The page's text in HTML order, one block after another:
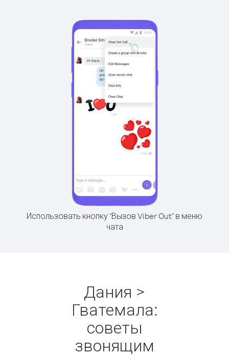
Использовать кнопку "Вызов Viber Out" в меню
чата
Дания >
Гватемала:
советы
звонящим